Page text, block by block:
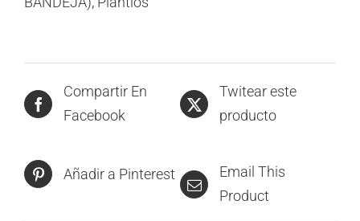
Compartir En
Facebook
Twitear este
producto
Añadir a Pinterest
Email This
Product